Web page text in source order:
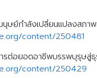
ษย์กำลังเปลี่ยนแปลงสภา
content/250481
ต่อยอดอาชีพบรรพบุรุษสู่ธุ
content/250429